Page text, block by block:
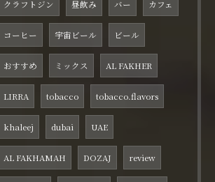
クラフトジン 昼飲み バー カフェ
コーヒー 宇宙ビール ビール
おすすめ ミックス AL FAKHER
LIRRA tobacco tobacco.flavors
khaleej dubai UAE
AL FAKHAMAH DOZAJ review